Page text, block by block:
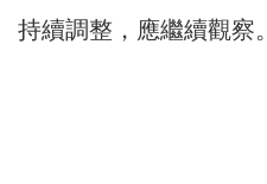
持續調整，應繼續觀察。